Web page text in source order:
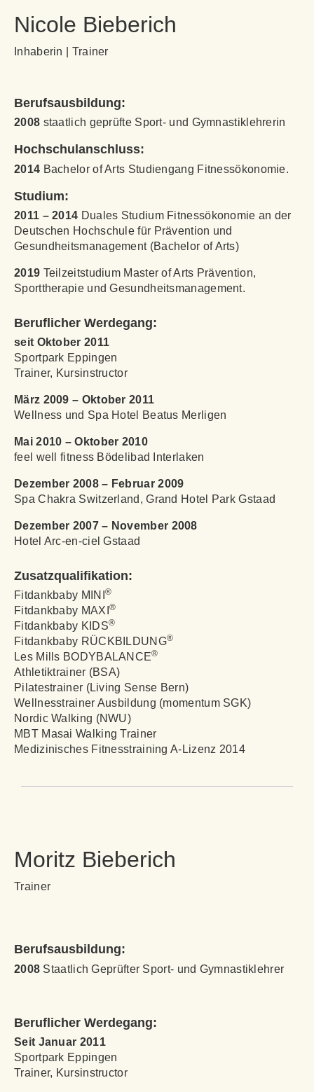
Nicole Bieberich
Inhaberin | Trainer
Berufsausbildung:
2008 staatlich geprüfte Sport- und Gymnastiklehrerin
Hochschulanschluss:
2014 Bachelor of Arts Studiengang Fitnessökonomie.
Studium:
2011 – 2014 Duales Studium Fitnessökonomie an der
Deutschen Hochschule für Prävention und
Gesundheitsmanagement (Bachelor of Arts)
2019 Teilzeitstudium Master of Arts Prävention,
Sporttherapie und Gesundheitsmanagement.
Beruflicher Werdegang:
seit Oktober 2011
Sportpark Eppingen
Trainer, Kursinstructor
März 2009 – Oktober 2011
Wellness und Spa Hotel Beatus Merligen
Mai 2010 – Oktober 2010
feel well fitness Bödelibad Interlaken
Dezember 2008 – Februar 2009
Spa Chakra Switzerland, Grand Hotel Park Gstaad
Dezember 2007 – November 2008
Hotel Arc-en-ciel Gstaad
Zusatzqualifikation:
Fitdankbaby MINI ®
Fitdankbaby MAXI ®
Fitdankbaby KIDS®
Fitdankbaby RÜCKBILDUNG®
Les Mills BODYBALANCE®
Athletiktrainer (BSA)
Pilatestrainer (Living Sense Bern)
Wellnesstrainer Ausbildung (momentum SGK)
Nordic Walking (NWU)
MBT Masai Walking Trainer
Medizinisches Fitnesstraining A-Lizenz 2014
Moritz Bieberich
Trainer
Berufsausbildung:
2008 Staatlich Geprüfter Sport- und Gymnastiklehrer
Beruflicher Werdegang:
Seit Januar 2011
Sportpark Eppingen
Trainer, Kursinstructor